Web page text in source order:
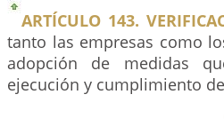
ARTÍCULO 143.
tanto las empresas como
adopción de medidas
ejecución y cumplimiento